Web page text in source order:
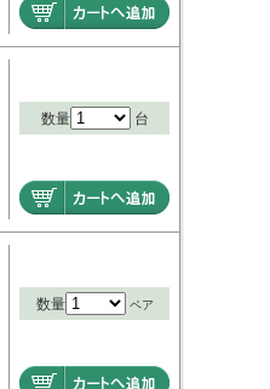
数量 台
数量 ペア